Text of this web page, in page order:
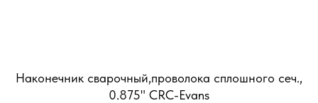
Наконечник сварочный,проволока сплошного сеч.,
0.875" CRC-Evans